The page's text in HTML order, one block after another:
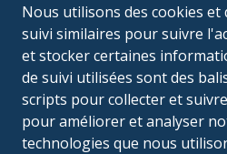
Nous utilisons des cookies et
suivi similaires pour suivre
et stocker certaines
de suivi utilisées sont des
scripts pour collecter et
pour améliorer et analyser
technologies que nous